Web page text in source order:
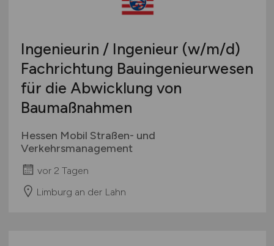
Ingenieurin / Ingenieur (w/m/d)
Fachrichtung Bauingenieurwesen
für die Abwicklung von
Baumaßnahmen
Hessen Mobil Straßen- und
Verkehrsmanagement
vor 2 Tagen
Limburg an der Lahn